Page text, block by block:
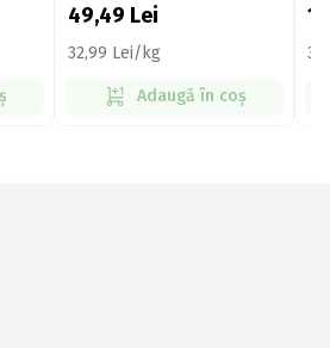
49,49 Lei
32,99 Lei/kg
Adaugă în coș